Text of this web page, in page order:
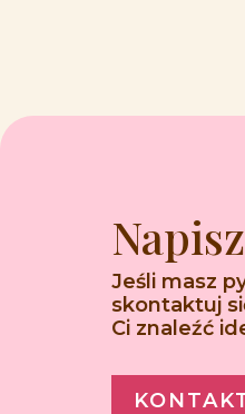
Jeśli masz
skontaktuj
Ci znaleźć